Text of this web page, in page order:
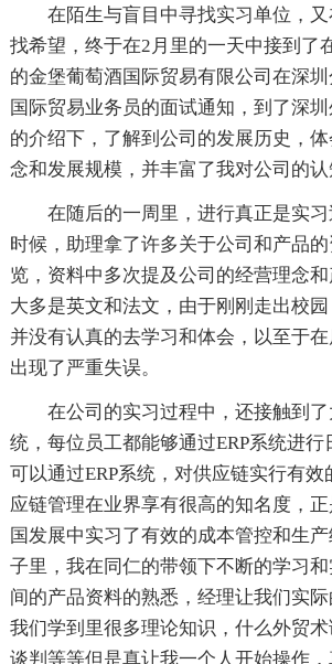
在陌生与盲目中寻找实习单位，
找希望，终于在2月里的一天中接到了
的金堡葡萄酒国际贸易有限公司在深
国际贸易业务员的面试通知，到了深
的介绍下，了解到公司的发展历史，
念和发展规模，并丰富了我对公司的认
在随后的一周里，进行真正是实
时候，助理拿了许多关于公司和产品
览，资料中多次提及公司的经营理念和
大多是英文和法文，由于刚刚走出校
并没有认真的去学习和体会，以至于
出现了严重失误。
在公司的实习过程中，还接触到了
统，每位员工都能够通过ERP系统进行
可以通过ERP系统，对供应链实行有
应链管理在业界享有很高的知名度，
国发展中实习了有效的成本管控和生
子里，我在同仁的带领下不断的学习
间的产品资料的熟悉，经理让我们实
我们学到里很多理论知识，什么外贸
谈判等等但是真让我一个人开始操作